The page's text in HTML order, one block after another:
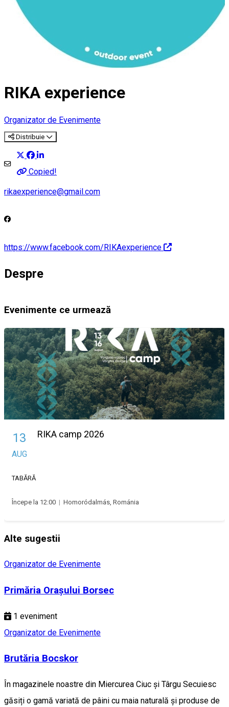
RIKA experience
Organizator de Evenimente
Distribuie
Copied!
rikaexperience@gmail.com
https://www.facebook.com/RIKAexperience
Despre
Evenimente ce urmează
13
AUG
RIKA camp 2026
TABĂRĂ
Începe la 12:00 | Homoródalmás, Románia
Alte sugestii
Organizator de Evenimente
Primăria Orașului Borsec
1 eveniment
Organizator de Evenimente
Brutăria Bocskor
În magazinele noastre din Miercurea Ciuc și Târgu Secuiesc
găsiți o gamă variată de pâini cu maia naturală și produse de